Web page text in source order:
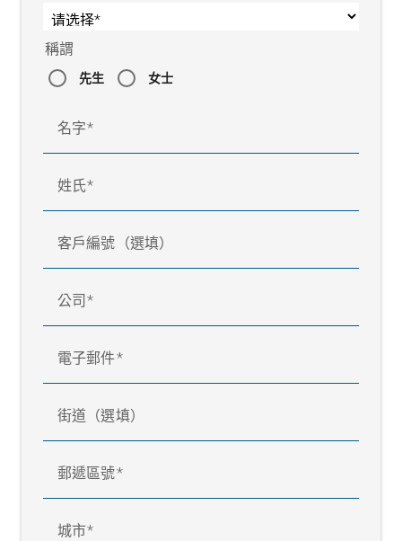
DO 2001 重量
稱謂
先生 女士
名字
姓氏
客戶編號（選填）
公司
電子郵件
街道（選填）
郵遞區號
城市